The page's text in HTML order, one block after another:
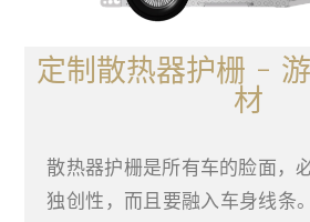
定制散热器护栅 –
材
散热器护栅是所有车的脸面，
独创性，而且要融入车身线